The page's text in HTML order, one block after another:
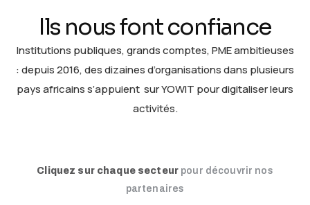
Ils nous font confiance
Institutions publiques, grands comptes, PME ambitieuses
: depuis 2016, des dizaines d’organisations dans plusieurs
pays africains s’appuient sur YOWIT pour digitaliser leurs
activités.
Cliquez sur chaque secteurpour découvrir nos
partenaires